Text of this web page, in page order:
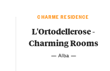
CHARME RESIDENCE
L'Ortodellerose -
Charming Rooms
— Alba —